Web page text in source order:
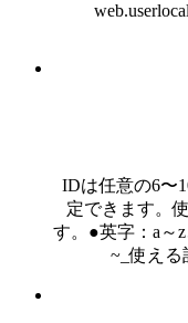
IDは任意の6〜
定できます。
す。●英字：a～
~_使える